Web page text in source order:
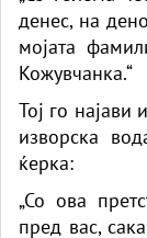
денес, на
мојата
Кожувчанка.“
Тој го
изворска
ќерка:
„Со ова
пред вас,